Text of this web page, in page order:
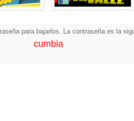
para bajarlos. La contraseña es la
cumbia